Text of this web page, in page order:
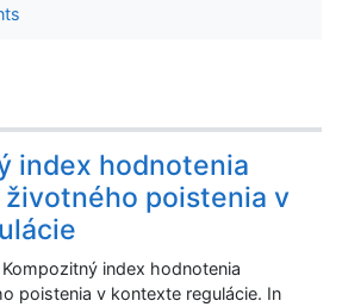
index hodnotenia
poistenia v
index hodnotenia
poistenia v kontexte regulácie. In